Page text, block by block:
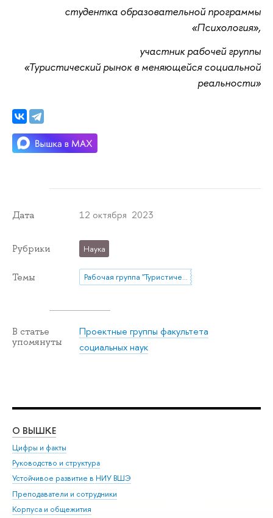
студентка образовательной программы
«Психология»,
участник рабочей группы
«Туристический рынок в меняющейся социальной
реальности»
Дата 12 октября 2023
Рубрики Наука
Темы Рабочая группа "Туристический рынок в меняющейся социальной реальности: направления развития, участники, методы изучения"
В статье
упомянуты
Проектные группы факультета
социальных наук
О ВЫШКЕ
Цифры и факты
Руководство и структура
Устойчивое развитие в НИУ ВШЭ
Преподаватели и сотрудники
Корпуса и общежития